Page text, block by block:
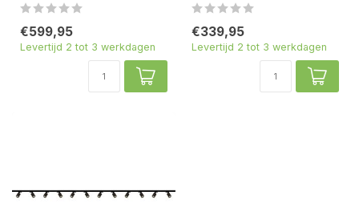
€599,95
Levertijd 2 tot 3 werkdagen
€339,95
Levertijd 2 tot 3 werkdagen